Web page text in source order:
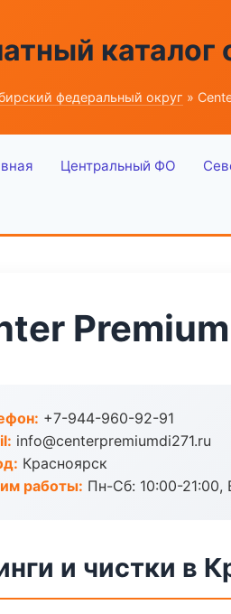
каталог
федеральный округ »
Центральный ФО
+7-944-960-92-91
info@centerpremiumdi271.ru
Красноярск
работы: Пн-Сб: 10:00-21:00,
и чистки в